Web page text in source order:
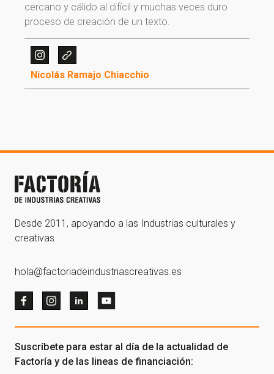
nuestra newsletter!
¡Gracias por suscribirte a nuestra newsletter!
Ir a la home
cercano y cálido al difícil y muchas veces duro
proceso de creación de un texto.
Nicolás Ramajo Chiacchio
Desde 2011, apoyando a las Industrias culturales y
creativas
hola@factoriadeindustriascreativas.es
Suscríbete para estar al día de la actualidad de
Factoría y de las lineas de financiación: